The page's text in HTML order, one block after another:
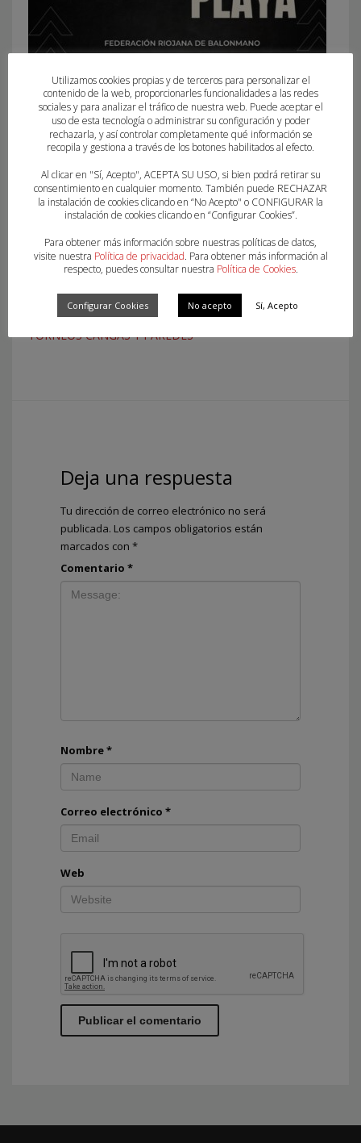
SELECCIONES BALONMANO PLAYA.
TORNEOS CANGAS Y PAREDES
Deja una respuesta
Tu dirección de correo electrónico no será
publicada. Los campos obligatorios están
marcados con *
Comentario *
Nombre*
Correo electrónico *
Web
Utilizamos cookies propias y de terceros para personalizar el
contenido de la web, proporcionarles funcionalidades a las redes
sociales y para analizar el tráfico de nuestra web. Puede aceptar el
uso de esta tecnología o administrar su configuración y poder
rechazarla, y así controlar completamente qué información se
recopila y gestiona a través de los botones habilitados al efecto.
Al clicar en "Sí, Acepto", ACEPTA SU USO, si bien podrá retirar su
consentimiento en cualquier momento. También puede RECHAZAR
la instalación de cookies clicando en “No Acepto" o CONFIGURAR la
instalación de cookies clicando en “Configurar Cookies”.
Para obtener más información sobre nuestras políticas de datos,
visite nuestra Política de privacidad. Para obtener más información al
respecto, puedes consultar nuestra Política de Cookies.
Configurar Cookies No acepto Sí, Acepto